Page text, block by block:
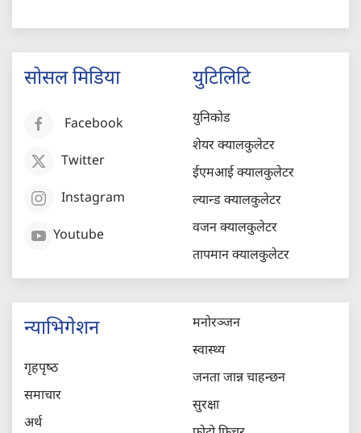
सोसल मिडिया
Facebook
Twitter
Instagram
Youtube
युटिलिटि
युनिकोड
शेयर क्यालकुलेटर
ईएमआई क्यालकुलेटर
ल्यान्ड क्यालकुलेटर
वजन क्यालकुलेटर
तापमान क्यालकुलेटर
न्याभिगेशन
गृहपृष्‍ठ
समाचार
अर्थ
मनोरञ्जन
स्वास्थ्य
जनता जान्न चाहन्छन
सुरक्षा